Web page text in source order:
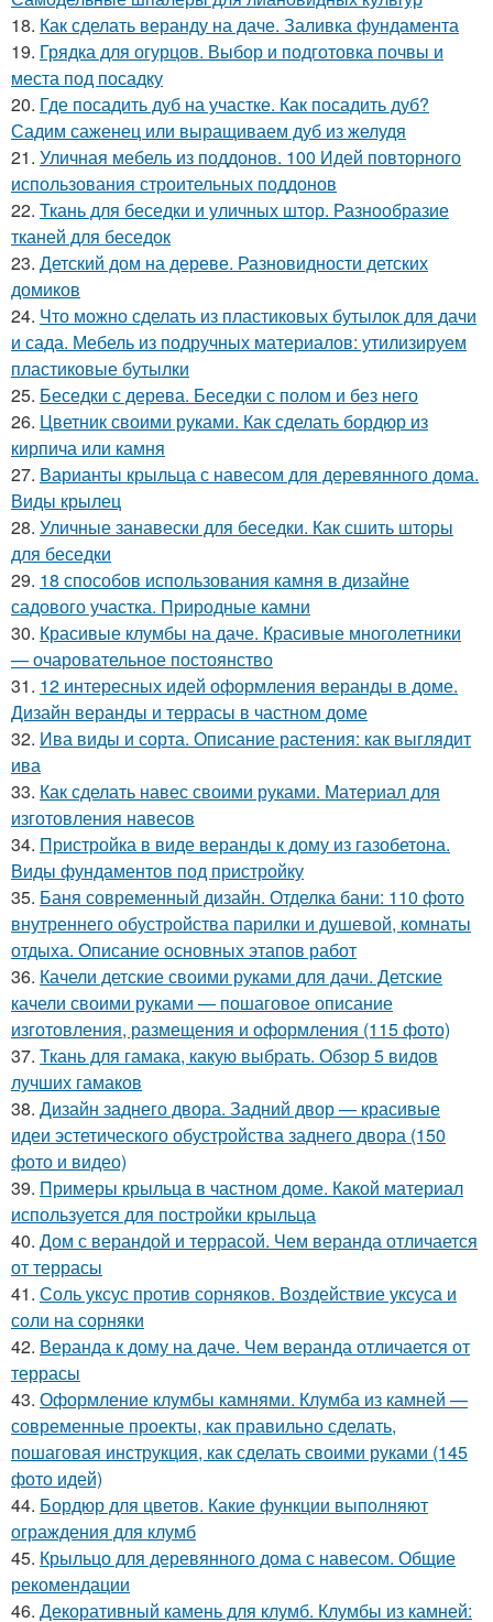
18. Как сделать веранду на даче. Заливка фундамента
19. Грядка для огурцов. Выбор и подготовка почвы и
места под посадку
20. Где посадить дуб на участке. Как посадить дуб?
Садим саженец или выращиваем дуб из желудя
21. Уличная мебель из поддонов. 100 Идей повторного
использования строительных поддонов
22. Ткань для беседки и уличных штор. Разнообразие
тканей для беседок
23. Детский дом на дереве. Разновидности детских
домиков
24. Что можно сделать из пластиковых бутылок для дачи
и сада. Мебель из подручных материалов: утилизируем
пластиковые бутылки
25. Беседки с дерева. Беседки с полом и без него
26. Цветник своими руками. Как сделать бордюр из
кирпича или камня
27. Варианты крыльца с навесом для деревянного дома.
Виды крылец
28. Уличные занавески для беседки. Как сшить шторы
для беседки
29. 18 способов использования камня в дизайне
садового участка. Природные камни
30. Красивые клумбы на даче. Красивые многолетники
— очаровательное постоянство
31. 12 интересных идей оформления веранды в доме.
Дизайн веранды и террасы в частном доме
32. Ива виды и сорта. Описание растения: как выглядит
ива
33. Как сделать навес своими руками. Материал для
изготовления навесов
34. Пристройка в виде веранды к дому из газобетона.
Виды фундаментов под пристройку
35. Баня современный дизайн. Отделка бани: 110 фото
внутреннего обустройства парилки и душевой, комнаты
отдыха. Описание основных этапов работ
36. Качели детские своими руками для дачи. Детские
качели своими руками — пошаговое описание
изготовления, размещения и оформления (115 фото)
37. Ткань для гамака, какую выбрать. Обзор 5 видов
лучших гамаков
38. Дизайн заднего двора. Задний двор — красивые
идеи эстетического обустройства заднего двора (150
фото и видео)
39. Примеры крыльца в частном доме. Какой материал
используется для постройки крыльца
40. Дом с верандой и террасой. Чем веранда отличается
от террасы
41. Соль уксус против сорняков. Воздействие уксуса и
соли на сорняки
42. Веранда к дому на даче. Чем веранда отличается от
террасы
43. Оформление клумбы камнями. Клумба из камней —
современные проекты, как правильно сделать,
пошаговая инструкция, как сделать своими руками (145
фото идей)
44. Бордюр для цветов. Какие функции выполняют
ограждения для клумб
45. Крыльцо для деревянного дома с навесом. Общие
рекомендации
46. Декоративный камень для клумб. Клумбы из камней: